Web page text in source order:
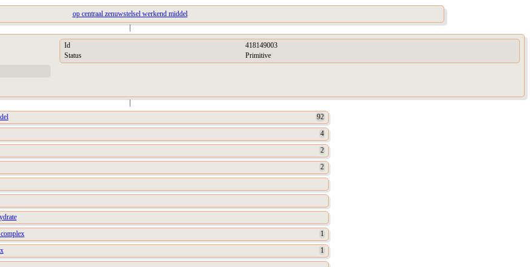
op centraal zenuwstelsel werkend middel
|
Id
418149003
Status
Primitive
|
92
4
2
2
1
1